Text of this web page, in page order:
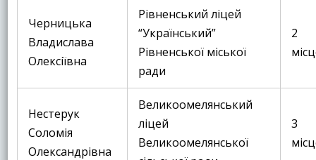
Черницька
Владислава
Олексіївна
Рівненський ліцей
“Український”
Рівненської міської
ради
2
Нестерук
Соломія
Олександрівна
Великоомелянський
ліцей
Великоомелянської
3